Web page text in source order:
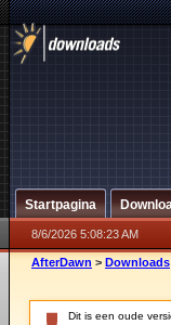
Startpagina
8/6/2026 5:08:23 AM
AfterDawn > Downloads
Dit is een oude